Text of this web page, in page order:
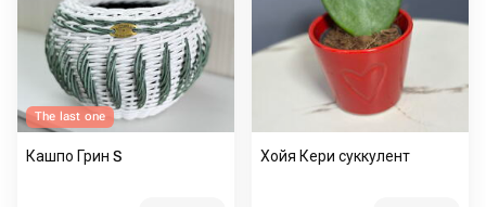
The last one
Кашпо Грин S Хойя Кери суккулент